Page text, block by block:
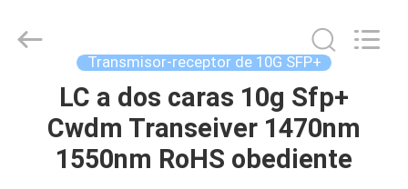
HOGAR
PRODUCTOS
Digital
Technology
Transmisor-receptor de 10G SFP+
LC a dos caras 10g Sfp+
Cwdm Transeiver 1470nm
1550nm RoHS obediente